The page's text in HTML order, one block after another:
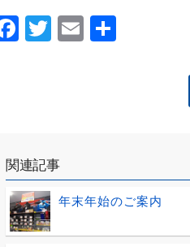
Facebook
Twitter
Email
関連記事
年末年始のご案内